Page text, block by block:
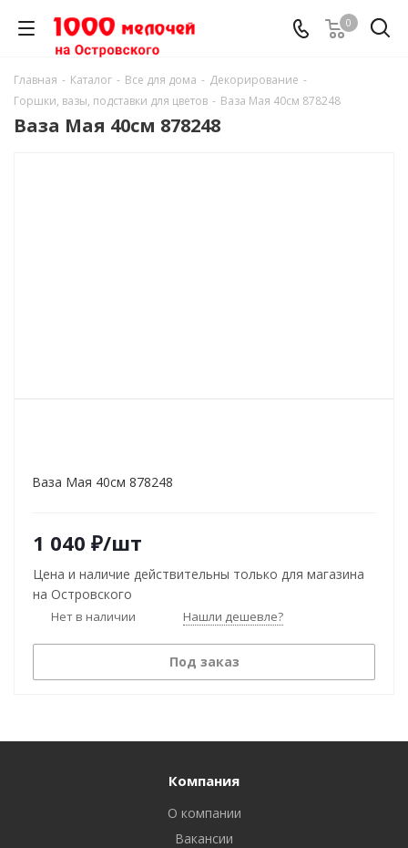
0
Главная - Каталог - Все для дома - Декорирование -
Горшки, вазы, подставки для цветов - Ваза Мая 40см 878248
Ваза Мая 40см 878248
Ваза Мая 40см 878248
1 040 ₽/шт
Цена и наличие действительны только для магазина
на Островского
Нет в наличии Нашли дешевле?
Под заказ
Компания
О компании
Вакансии